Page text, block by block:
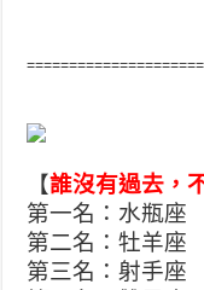
【誰沒有過去，
第一名：水瓶座
第二名：牡羊座
第三名：射手座